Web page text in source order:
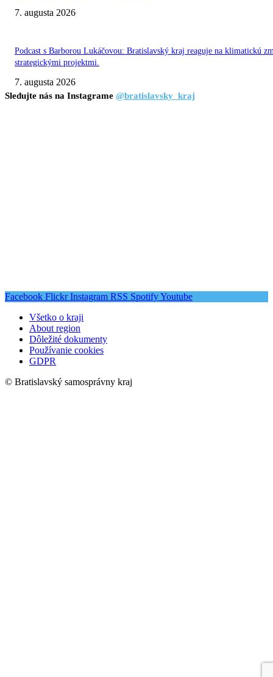
7. augusta 2026
Podcast s Barborou Lukáčovou: Bratislavský kraj reaguje na klimatickú
strategickými projektmi.
7. augusta 2026
Sledujte nás na Instagrame @bratislavsky_kraj
Facebook Flickr Instagram RSS SpotifyYoutube
Všetko o kraji
About region
Dôležité dokumenty
Používanie cookies
GDPR
© Bratislavský samosprávny kraj